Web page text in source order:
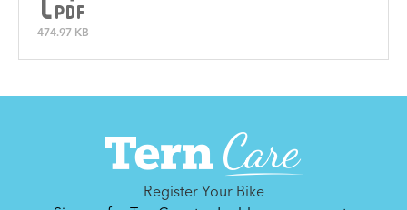
474.97 KB
Register Your Bike